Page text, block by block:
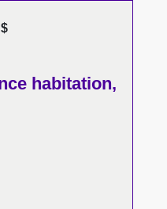
habitation,